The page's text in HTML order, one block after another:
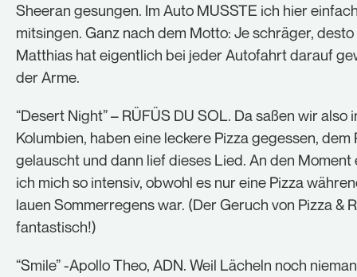
Sheeran gesungen. Im Auto MUSSTE ich hier
mitsingen. Ganz nach dem Motto: Je schräger, desto
Matthias hat eigentlich bei jeder Autofahrt darauf
der Arme.
“Desert Night” – RÜFÜS DU SOL. Da saßen wir also
Kolumbien, haben eine leckere Pizza gegessen, dem
gelauscht und dann lief dieses Lied. An den Moment
ich mich so intensiv, obwohl es nur eine Pizza
lauen Sommerregens war. (Der Geruch von Pizza &
fantastisch!)
“Smile” -Apollo Theo, ADN. Weil Lächeln noch